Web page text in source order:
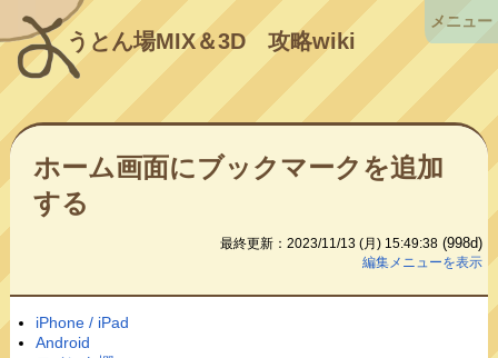
うとん場MIX＆3D攻略wiki
ホーム画面にブックマークを追加
する
最終更新：2023/11/13 (月) 15:49:38 (998d)
編集メニューを表示
iPhone / iPad
Android
メニュー